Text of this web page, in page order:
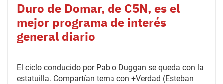
Duro de Domar, de C5N, es el
mejor programa de interés
general diario
El ciclo conducido por Pablo Duggan se queda con la
estatuilla. Compartían terna con +Verdad (Esteban